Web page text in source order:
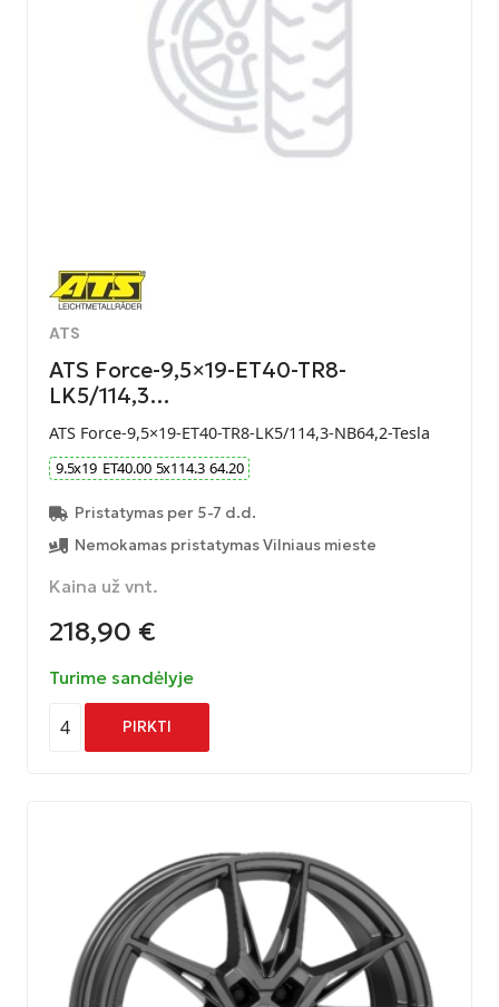
ATS
ATS Force-9,5×19-ET40-TR8-
LK5/114,3…
ATS Force-9,5×19-ET40-TR8-LK5/114,3-NB64,2-Tesla
9.5x19 ET40.00 5x114.3 64.20
Pristatymas per 5-7 d.d.
Nemokamas pristatymas Vilniaus mieste
Kaina už vnt.
218,90 €
Turime sandėlyje
4 PIRKTI